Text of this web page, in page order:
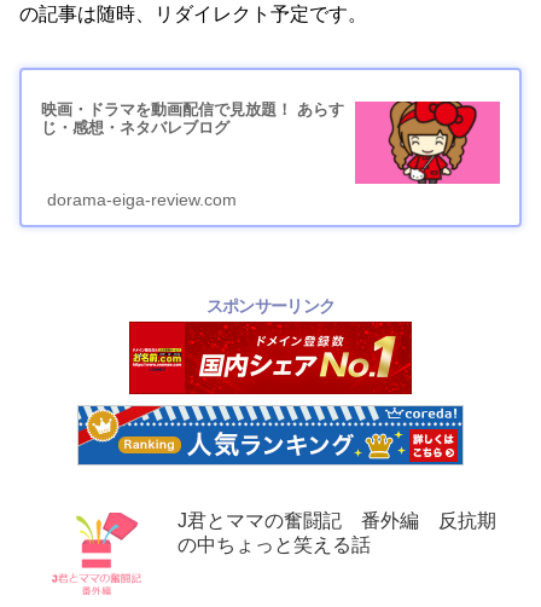
の記事は随時、リダイレクト予定です。
映画・ドラマを動画配信で見放題！ あらす
じ・感想・ネタバレブログ
dorama-eiga-review.com
スポンサーリンク
J君とママの奮闘記 番外編 反抗期
の中ちょっと笑える話